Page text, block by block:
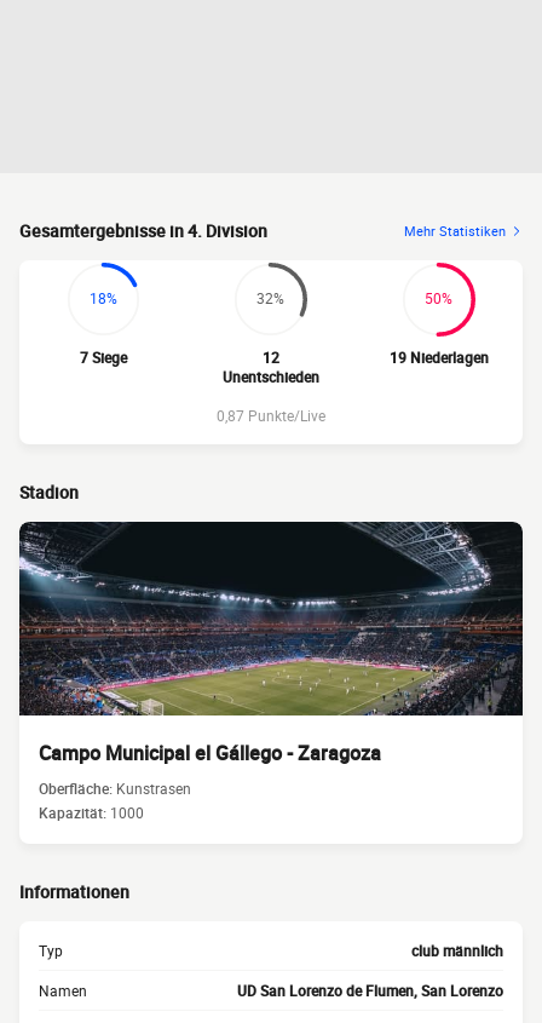
Gesamtergebnisse in 4. Division Mehr Statistiken
18%
7 Siege
32%
12
Unentschieden
50%
19 Niederlagen
0,87 Punkte/Live
Stadion
Campo Municipal el Gállego - Zaragoza
Oberfläche: Kunstrasen
Kapazität: 1000
Informationen
Typ club männlich
Namen UD San Lorenzo de Flumen, San Lorenzo